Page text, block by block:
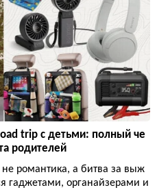
trip с детьми: полный че
родителей
романтика, а битва за выж
гаджетами, органайзерами и